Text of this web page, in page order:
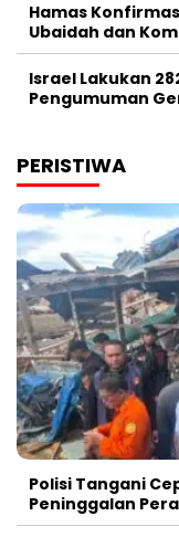
Hamas
Ubaidah dan
Israel Lakukan
Pengumuman
PERISTIWA
Polisi Tangani
Peninggalan